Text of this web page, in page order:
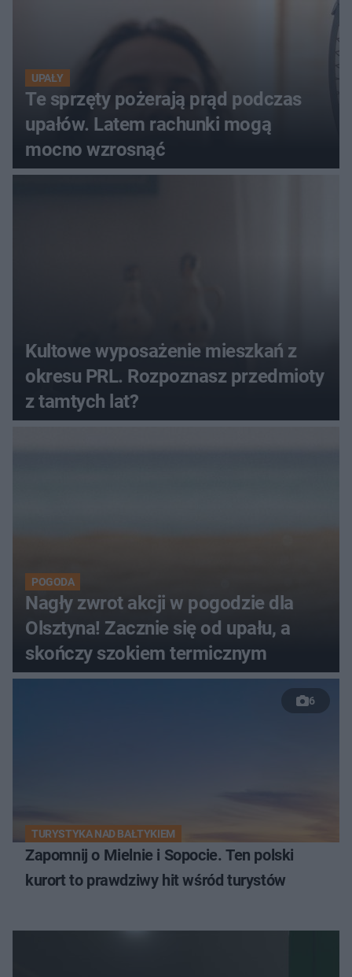
UPAŁY
Te sprzęty pożerają prąd podczas
upałów. Latem rachunki mogą
mocno wzrosnąć
Kultowe wyposażenie mieszkań z
okresu PRL. Rozpoznasz przedmioty
z tamtych lat?
POGODA
Nagły zwrot akcji w pogodzie dla
Olsztyna! Zacznie się od upału, a
skończy szokiem termicznym
6
TURYSTYKA NAD BAŁTYKIEM
Zapomnij o Mielnie i Sopocie. Ten polski
kurort to prawdziwy hit wśród turystów